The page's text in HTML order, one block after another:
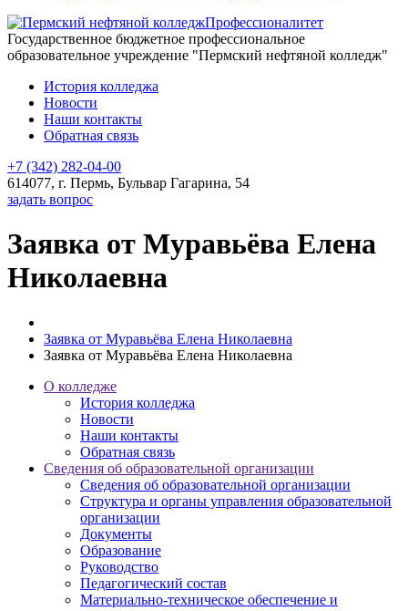
Профессионалитет
Государственное бюджетное профессиональное
образовательное учреждение "Пермский нефтяной колледж"
История колледжа
Новости
Наши контакты
Обратная связь
+7 (342) 282-04-00
614077, г. Пермь, Бульвар Гагарина, 54
задать вопрос
Заявка от Муравьёва Елена
Николаевна
Заявка от Муравьёва Елена Николаевна
Заявка от Муравьёва Елена Николаевна
О колледже
История колледжа
Новости
Наши контакты
Обратная связь
Сведения об образовательной организации
Сведения об образовательной организации
Структура и органы управления образовательной
организации
Документы
Образование
Руководство
Педагогический состав
Материально-техническое обеспечение и